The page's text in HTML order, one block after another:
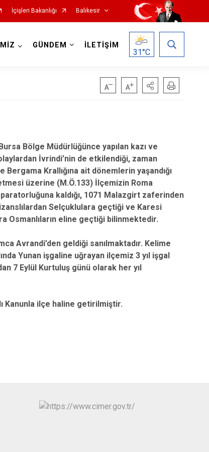
İçişleri Bakanlığı Balıkesir
İvrindi
Kepsut
Manyas
Marmara
Savaştepe
Susurluk
Karesi
GÜNDEM İLETİŞİM
31°C
Bölge Müdürlüğünce yapılan kazı ve
İvrindi’nin de etkilendiği, zaman
Krallığına ait dönemlerin yaşandığı
üzerine (M.Ö.133) İlçemizin Roma
kaldığı, 1071 Malazgirt zaferinden
Selçuklulara geçtiği ve Karesi
Osmanlıların eline geçtiği bilinmektedir.
Avrandi’den geldiği sanılmaktadır. Kelime
Yunan işgaline uğrayan ilçemiz 3 yıl işgal
7 Eylül Kurtuluş günü olarak her yıl
Kanunla ilçe haline getirilmiştir.